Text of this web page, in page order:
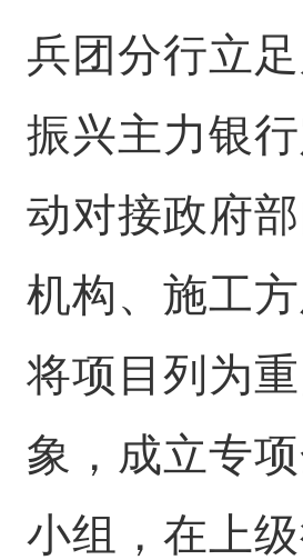
兵团分行立
振兴主力银
动对接政府
机构、施工方
将项目列为
象，成立专
小组，在上